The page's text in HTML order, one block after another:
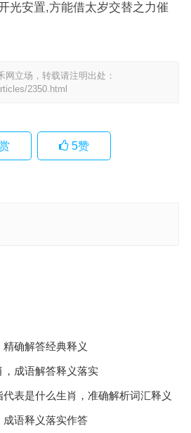
光安置,方能借太岁交替之力催
立场，转载请注明出处：
2350.html
5赞
确解答经典释义
成语解答释义落实
表是什么生肖，准确解析词汇释义
语释义落实作答